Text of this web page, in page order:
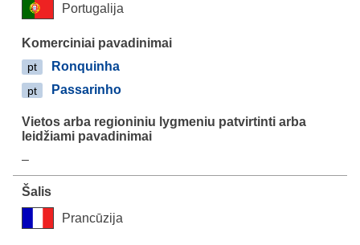
Portugalija
pt Ronquinha
pt Passarinho
–
Prancūzija